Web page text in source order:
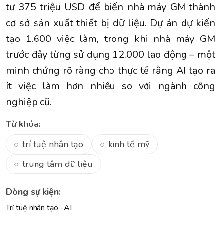
tư 375 triệu USD để biến nhà máy GM thành
cơ sở sản xuất thiết bị dữ liệu. Dự án dự kiến
tạo 1.600 việc làm, trong khi nhà máy GM
trước đây từng sử dụng 12.000 lao động – một
minh chứng rõ ràng cho thực tế rằng AI tạo ra
ít việc làm hơn nhiều so với ngành công
nghiệp cũ.
Từ khóa:
trí tuệ nhân tạo
kinh tế mỹ
trung tâm dữ liệu
Dòng sự kiện:
Trí tuệ nhân tạo -AI